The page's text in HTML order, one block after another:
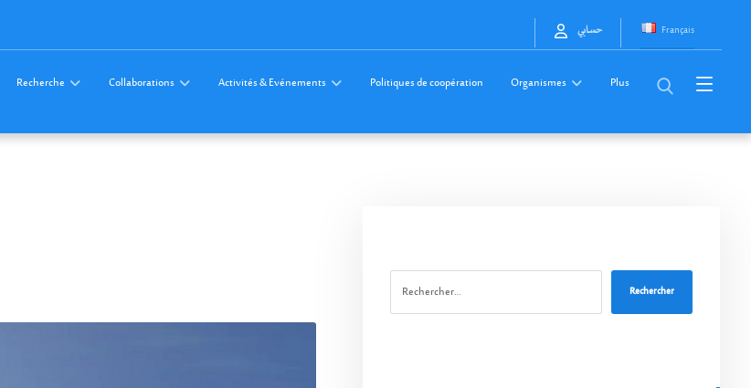
Français حسابي
Recherche Collaborations Activités & Evénements Politiques de coopération Organismes Plus
Rechercher